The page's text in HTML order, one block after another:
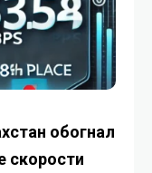
обогнал
скорости